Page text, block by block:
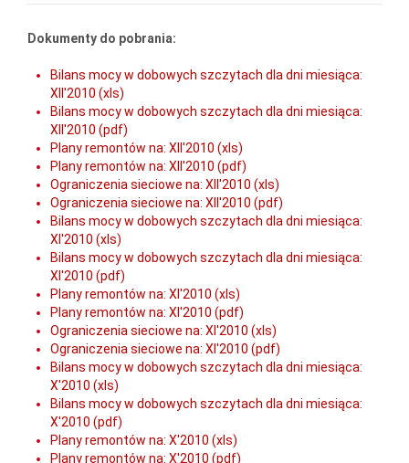
Dokumenty do pobrania:
Bilans mocy w dobowych szczytach dla dni miesiąca:
XII'2010 (xls)
Bilans mocy w dobowych szczytach dla dni miesiąca:
XII'2010 (pdf)
Plany remontów na: XII'2010 (xls)
Plany remontów na: XII'2010 (pdf)
Ograniczenia sieciowe na: XII'2010 (xls)
Ograniczenia sieciowe na: XII'2010 (pdf)
Bilans mocy w dobowych szczytach dla dni miesiąca:
XI'2010 (xls)
Bilans mocy w dobowych szczytach dla dni miesiąca:
XI'2010 (pdf)
Plany remontów na: XI'2010 (xls)
Plany remontów na: XI'2010 (pdf)
Ograniczenia sieciowe na: XI'2010 (xls)
Ograniczenia sieciowe na: XI'2010 (pdf)
Bilans mocy w dobowych szczytach dla dni miesiąca:
X'2010 (xls)
Bilans mocy w dobowych szczytach dla dni miesiąca:
X'2010 (pdf)
Plany remontów na: X'2010 (xls)
Plany remontów na: X'2010 (pdf)